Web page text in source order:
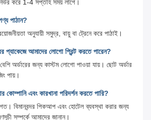
করে 1-4 সপ্তাহ সময় লাগে।
পাঠান?
অনুযায়ী সমুদ্র, বায়ু বা ট্রেনে করে পাঠাই।
প্যাকেজে আমাদের লোগো প্রিন্ট করতে পারেন?
অর্ডারের জন্য কাস্টম লোগো পাওয়া যায়। ছোট অর্ডার
পায়।
এবং কারখানা পরিদর্শন করতে পারি?
বিমানবন্দর পিকআপ এবং হোটেল ব্যবস্থা করার জন্য
সম্পর্কে আমাদের জানান।